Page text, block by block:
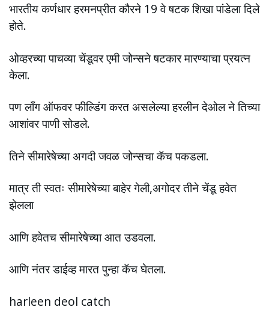
भारतीय कर्णधार हरमनप्रीत कौरने 19 वे षटक शिखा पांडेला दिले
होते.
ओव्हरच्या पाचव्या चेंडूवर एमी जोन्सने षटकार मारण्याचा प्रयत्न
केला.
पण लाँग ऑफवर फील्डिंग करत असलेल्या हरलीन देओल ने तिच्या
आशांवर पाणी सोडले.
तिने सीमारेषेच्या अगदी जवळ जोन्सचा कॅच पकडला.
मात्र ती स्वतः सीमारेषेच्या बाहेर गेली,अगोदर तीने चेंडू हवेत
झेलला
आणि हवेतच सीमारेषेच्या आत उडवला.
आणि नंतर डाईव्ह मारत पुन्हा कॅच घेतला.
harleen deol catch